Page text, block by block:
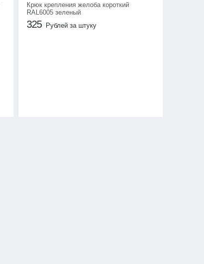
Крюк крепления желоба короткий
RAL6005 зеленый
325 Рублей за штуку